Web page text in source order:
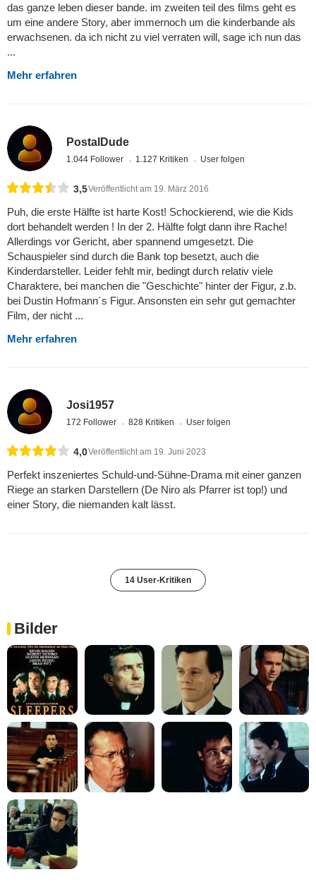
das ganze leben dieser bande. im zweiten teil des films geht es
um eine andere Story, aber immernoch um die kinderbande als
erwachsenen. da ich nicht zu viel verraten will, sage ich nun das
...
Mehr erfahren
PostalDude
1.044 Follower 1.127 Kritiken User folgen
3,5Veröffentlicht am 19. März 2016
Puh, die erste Hälfte ist harte Kost! Schockierend, wie die Kids
dort behandelt werden ! In der 2. Hälfte folgt dann ihre Rache!
Allerdings vor Gericht, aber spannend umgesetzt. Die
Schauspieler sind durch die Bank top besetzt, auch die
Kinderdarsteller. Leider fehlt mir, bedingt durch relativ viele
Charaktere, bei manchen die "Geschichte" hinter der Figur, z.b.
bei Dustin Hofmann´s Figur. Ansonsten ein sehr gut gemachter
Film, der nicht ...
Mehr erfahren
Josi1957
172 Follower 828 Kritiken User folgen
4,0Veröffentlicht am 19. Juni 2023
Perfekt inszeniertes Schuld-und-Sühne-Drama mit einer ganzen
Riege an starken Darstellern (De Niro als Pfarrer ist top!) und
einer Story, die niemanden kalt lässt.
14 User-Kritiken
Bilder